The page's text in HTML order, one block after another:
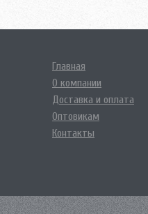
Главная
О компании
Доставка и оплата
Оптовикам
Контакты